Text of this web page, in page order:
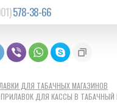
578-38-66
ДЛЯ ТАБАЧНЫХ МАГАЗИНОВ
ДЛЯ КАССЫ В ТАБАЧНЫЙ